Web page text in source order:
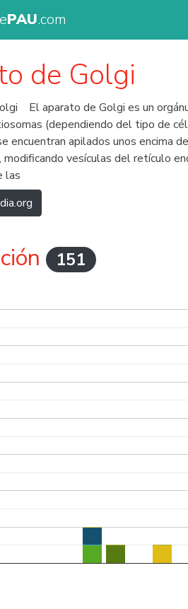
PAU.com
de Golgi
El aparato de Golgi es un
(dependiendo del tipo de
encuentran apilados unos encima
modificando vesículas del retículo
las
151